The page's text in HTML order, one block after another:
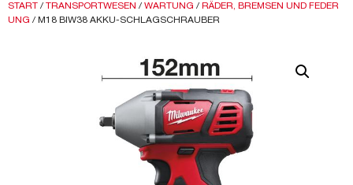
START / TRANSPORTWESEN / WARTUNG / RÄDER, BREMSEN UND FEDER
UNG / M18 BIW38 AKKU-SCHLAGSCHRAUBER